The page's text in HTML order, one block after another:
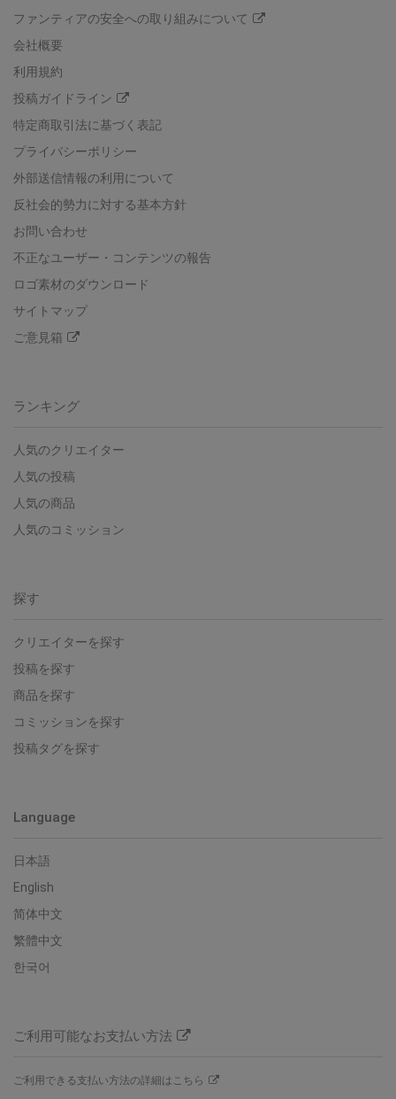
ファンティアの安全への取り組みについて
会社概要
利用規約
投稿ガイドライン
特定商取引法に基づく表記
プライバシーポリシー
外部送信情報の利用について
反社会的勢力に対する基本方針
お問い合わせ
不正なユーザー・コンテンツの報告
ロゴ素材のダウンロード
サイトマップ
ご意見箱
ランキング
人気のクリエイター
人気の投稿
人気の商品
人気のコミッション
探す
クリエイターを探す
投稿を探す
商品を探す
コミッションを探す
投稿タグを探す
Language
日本語
English
简体中文
繁體中文
한국어
ご利用可能なお支払い方法
ご利用できる支払い方法の詳細はこちら